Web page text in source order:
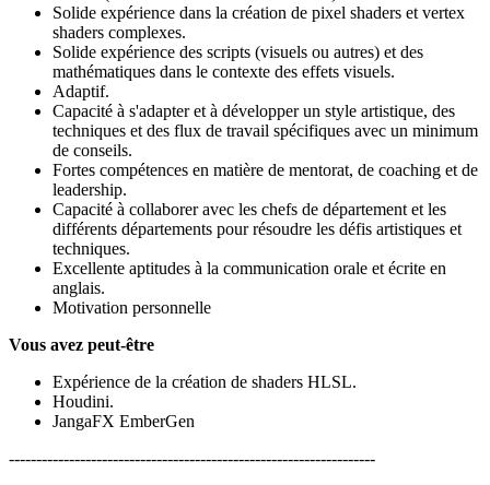
Solide expérience dans la création de pixel shaders et vertex
shaders complexes.
Solide expérience des scripts (visuels ou autres) et des
mathématiques dans le contexte des effets visuels.
Adaptif.
Capacité à s'adapter et à développer un style artistique, des
techniques et des flux de travail spécifiques avec un minimum
de conseils.
Fortes compétences en matière de mentorat, de coaching et de
leadership.
Capacité à collaborer avec les chefs de département et les
différents départements pour résoudre les défis artistiques et
techniques.
Excellente aptitudes à la communication orale et écrite en
anglais.
Motivation personnelle
Vous avez peut-être
Expérience de la création de shaders HLSL.
Houdini.
JangaFX EmberGen
-------------------------------------------------------------------